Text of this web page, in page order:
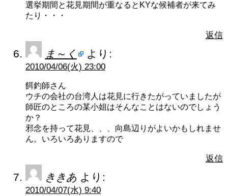
選挙期間と花見期間が重なるとKYな候補者が来てみ
たり・・・
返信
ま～く より:
2010/04/06(火) 23:00
餌釣師さん
ウチの会社の台湾人は花見に行きたがっていましたが
師匠のところの某小姐はそんなことはないのでしょう
か？
邪念を持って花見、、、向島辺りがよいかもしれませ
ん。いろいろありますので
返信
ききあ より:
2010/04/07(水) 9:40